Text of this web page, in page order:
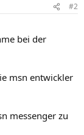
#2
bei der
msn entwickler
messenger zu